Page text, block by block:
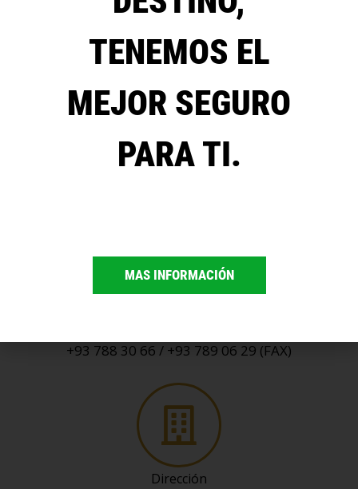
+93 788 30 66 / +93 789 06 29 (FAX)
Dirección
TENEMOS EL
MEJOR SEGURO
PARA TI.
MAS INFORMACIÓN